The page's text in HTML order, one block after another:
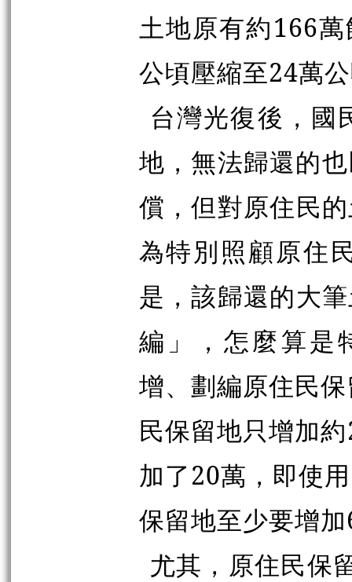
土地原有約166
公頃壓縮至24萬
台灣光復後，國
地，無法歸還的
償，但對原住民
為特別照顧原住
是，該歸還的大
編」，怎麼算是
增、劃編原住民
民保留地只增加
加了20萬，即使
保留地至少要增
尤其，原住民保